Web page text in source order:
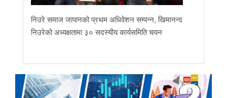
निउरे समाज जापानको प्रथम अधिवेशन सम्पन्न, खिमानन्द
निउरेको अध्यक्षतामा ३० सदस्यीय कार्यसमिति चयन